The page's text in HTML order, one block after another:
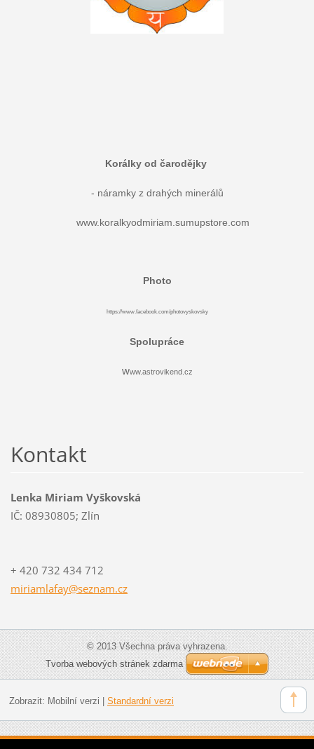
Korálky od čarodějky
- náramky z drahých minerálů
www.koralkyodmiriam.sumupstore.com
Photo
https://www.facebook.com/photovyskovsky
Spolupráce
www.astrovikend.cz
Kontakt
Lenka Miriam Vyškovská
IČ: 08930805; Zlín
+ 420 732 434 712
miriamlafay@seznam.cz
© 2013 Všechna práva vyhrazena.
Tvorba webových stránek zdarma
Zobrazit: Mobilní verzi | Standardní verzi